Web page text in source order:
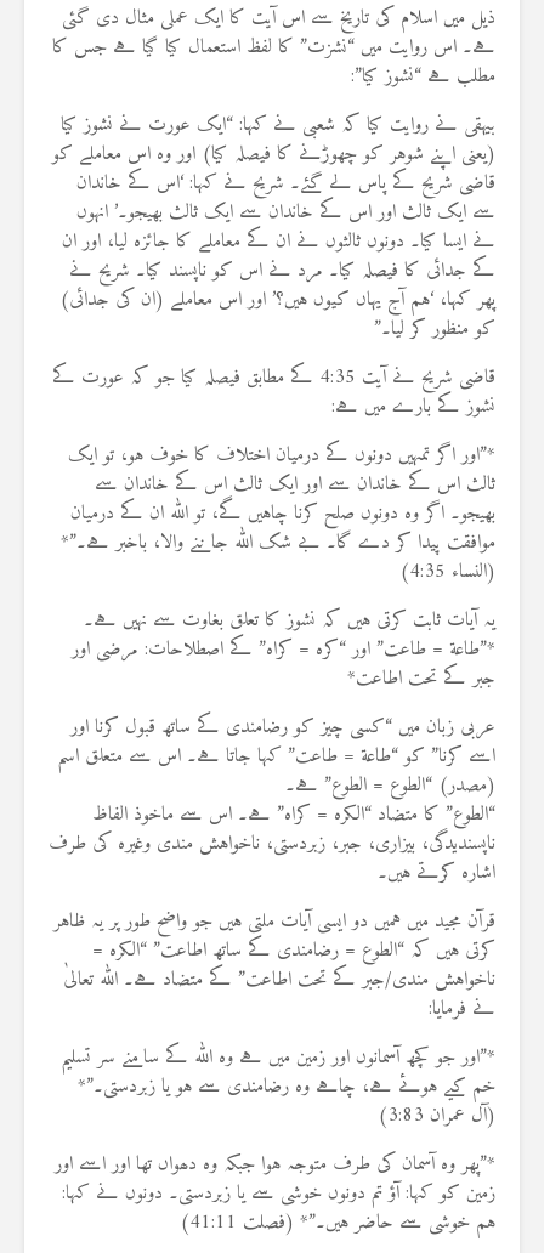
ذیل میں اسلام کی تاریخ سے اس آیت کا ایک عملی مثال دی گئی
ہے۔ اس روایت میں “نشزت” کا لفظ استعمال کیا گیا ہے جس کا
مطلب ہے “نشوز کیا”:
بیہقی نے روایت کیا کہ شعبی نے کہا: “ایک عورت نے نشوز کیا
(یعنی اپنے شوہر کو چھوڑنے کا فیصلہ کیا) اور وہ اس معاملے کو
قاضی شریح کے پاس لے گئے۔ شریح نے کہا: ‘اس کے خاندان
سے ایک ثالث اور اس کے خاندان سے ایک ثالث بھیجو۔’ انہوں
نے ایسا کیا۔ دونوں ثالثوں نے ان کے معاملے کا جائزہ لیا، اور ان
کے جدائی کا فیصلہ کیا۔ مرد نے اس کو ناپسند کیا۔ شریح نے
پھر کہا، ‘ہم آج یہاں کیوں ہیں؟’ اور اس معاملے (ان کی جدائی)
کو منظور کر لیا۔”
قاضی شریح نے آیت 4:35 کے مطابق فیصلہ کیا جو کہ عورت کے
نشوز کے بارے میں ہے:
*”اور اگر تمہیں دونوں کے درمیان اختلاف کا خوف ہو، تو ایک
ثالث اس کے خاندان سے اور ایک ثالث اس کے خاندان سے
بھیجو۔ اگر وہ دونوں صلح کرنا چاہیں گے، تو اللہ ان کے درمیان
موافقت پیدا کر دے گا۔ بے شک اللہ جاننے والا، باخبر ہے۔”*
(النساء 4:35)
یہ آیات ثابت کرتی ہیں کہ نشوز کا تعلق بغاوت سے نہیں ہے۔
*”طاعة = طاعت” اور “كره = کراہ” کے اصطلاحات: مرضی اور
جبر کے تحت اطاعت*
عربی زبان میں “کسی چیز کو رضامندی کے ساتھ قبول کرنا اور
اسے کرنا” کو “طاعة = طاعت” کہا جاتا ہے۔ اس سے متعلق اسم
(مصدر) “الطوع = الطوع” ہے۔
“الطوع” کا متضاد “الكره = کراہ” ہے۔ اس سے ماخوذ الفاظ
ناپسندیدگی، بیزاری، جبر، زبردستی، ناخواہش مندی وغیرہ کی طرف
اشارہ کرتے ہیں۔
قرآن مجید میں ہمیں دو ایسی آیات ملتی ہیں جو واضح طور پر یہ ظاہر
کرتی ہیں کہ “الطوع = رضامندی کے ساتھ اطاعت” “الكره =
ناخواہش مندی/جبر کے تحت اطاعت” کے متضاد ہے۔ اللہ تعالیٰ
نے فرمایا:
*”اور جو کچھ آسمانوں اور زمین میں ہے وہ اللہ کے سامنے سر تسلیم
خم کیے ہوئے ہے، چاہے وہ رضامندی سے ہو یا زبردستی۔”*
(آل عمران 3:83)
*”پھر وہ آسمان کی طرف متوجہ ہوا جبکہ وہ دھواں تھا اور اسے اور
زمین کو کہا: آؤ تم دونوں خوشی سے یا زبردستی۔ دونوں نے کہا:
ہم خوشی سے حاضر ہیں۔”* (فصلت 41:11)